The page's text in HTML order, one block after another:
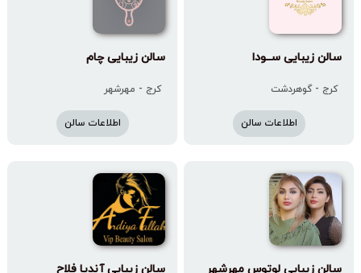
سالن زیبایی سـ‌ـودا
کرج - گوهردشت
اطلاعات سالن
سالن زیبایى چام
کرج - مهرشهر
اطلاعات سالن
سالن زیبایی لوتوس مهرشهر سالن زیبایی آندیا فلاح